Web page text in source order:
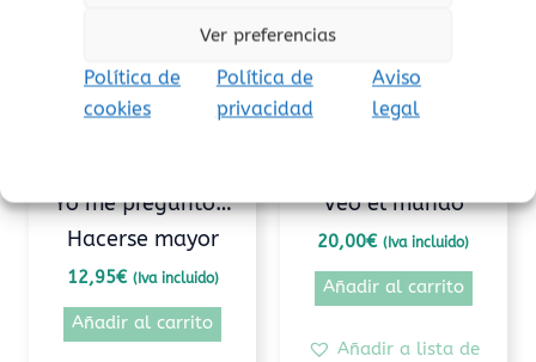
Ver preferencias
Política de
cookies
Política de
privacidad
Aviso
legal
Yo me pregunto…
Hacerse mayor
12,95€ (Iva incluido)
Añadir al carrito
Veo el mundo
20,00€ (Iva incluido)
Añadir al carrito
Añadir a lista de